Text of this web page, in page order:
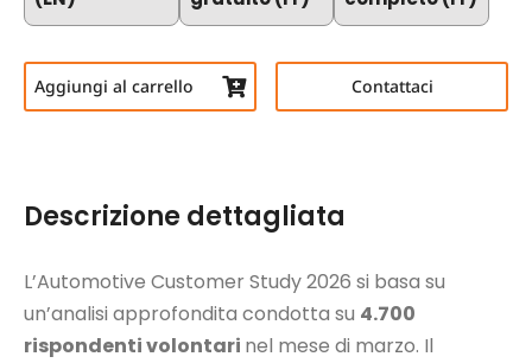
Contattaci
Aggiungi al carrello
Descrizione dettagliata
L’Automotive Customer Study 2026 si basa su
un’analisi approfondita condotta su 4.700
rispondenti volontari nel mese di marzo. Il